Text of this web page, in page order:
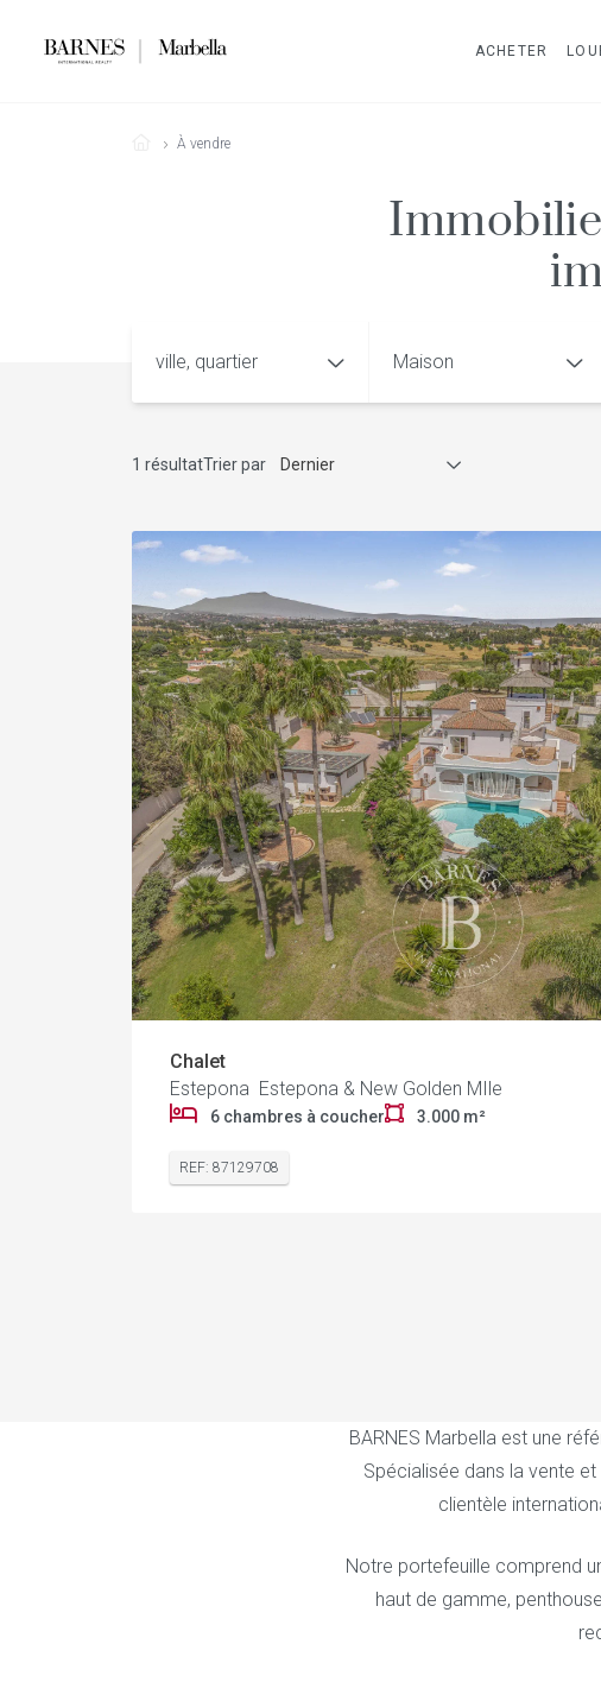
ACHETER
À vendre
ville, quartier Maison
1 résultatTrier par Dernier
Chalet
Estepona Estepona & New Golden MIle
6 chambres à coucher 3.000 m²
REF: 87129708
BARNES Marbella est une
Spécialisée dans la vente
clientèle
Notre portefeuille comprend
haut de gamme,